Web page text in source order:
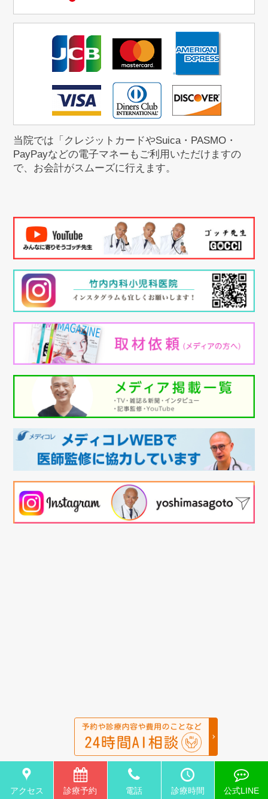
当院では「クレジットカードやSuica・PASMO・
PayPayなどの電子マネーもご利用いただけますの
で、お会計がスムーズに行えます。
アクセス 診療予約 電話 診療時間 公式LINE